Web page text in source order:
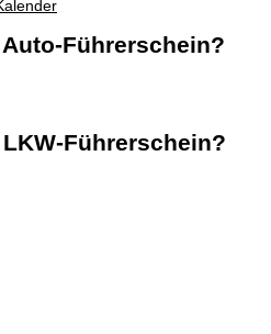
Führerschein?
Führerschein?